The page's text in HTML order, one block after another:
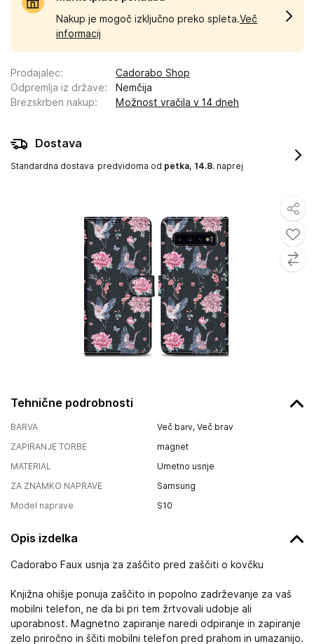
Tehnične podrobnosti
BARVA
Več barv, Več brav
ZAPIRANJE TORBE
magnet
MATERIAL
Umetno usnje
ZA ZNAMKO NAPRAVE
Samsung
Model naprave
S10
Opis izdelka
Cadorabo Faux usnja za zaščito pred zaščiti o kovčku
Knjižna ohišje ponuja zaščito in popolno zadrževanje za vaš
mobilni telefon, ne da bi pri tem žrtvovali udobje ali
uporabnost. Magnetno zapiranje naredi odpiranje in zapiranje
zelo priročno in ščiti mobilni telefon pred prahom in umazanijo.
Nakup je mogoč izključno preko spleta.Več
informacij
Prodajalec:
Cadorabo Shop
Odpremlja iz države:
Nemčija
Brezskrben nakup: Možnost vračila v 14 dneh
Dostava
Standardna dostava predvidoma od petka, 14.8. naprej